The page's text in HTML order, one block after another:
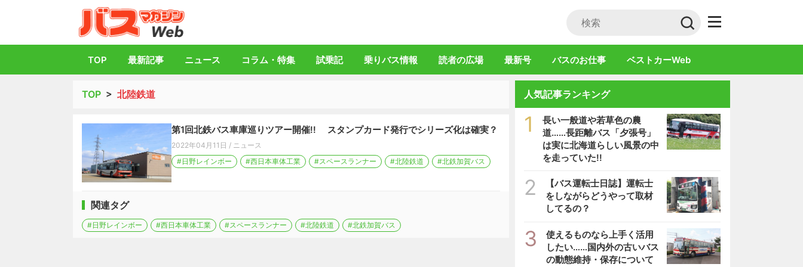
TOP 最新記事 ニュース コラム・特集 試乗記 乗りバス情報 読者の広場 最新号 バスのお仕事 ベストカーWeb
TOP > 北陸鉄道
第1回北鉄バス車庫巡りツアー開催!! スタンプカード発行でシリーズ化は確実？
2022年04月11日 / ニュース
#日野レインボー
#西日本車体工業 #スペースランナー #北陸鉄道 #北鉄加賀バス
関連タグ
#日野レインボー #西日本車体工業 #スペースランナー #北陸鉄道 #北鉄加賀バス
人気記事ランキング
1
長い一般道や若草色の農
道……長距離バス「夕張号」
は実に北海道らしい風景の中
を走っていた!!
2
【バス運転士日誌】運転士
をしながらどうやって取材
してるの？
3
使えるものなら上手く活用
したい……国内外の古いバス
の動態維持・保存について